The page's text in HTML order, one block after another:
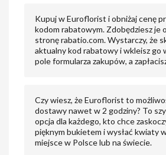
Kupuj w Euroflorist i obniżaj cenę
kodom rabatowym. Zdobędziesz je
stronę rabatio.com. Wystarczy, że
aktualny kod rabatowy i wkleisz go
pole formularza zakupów, a
Czy wiesz, że Euroflorist to
dostawy nawet w 2 godziny? To
opcja dla każdego, kto chce
pięknym bukietem i wysłać kwiaty
miejsce w Polsce lub na świecie.